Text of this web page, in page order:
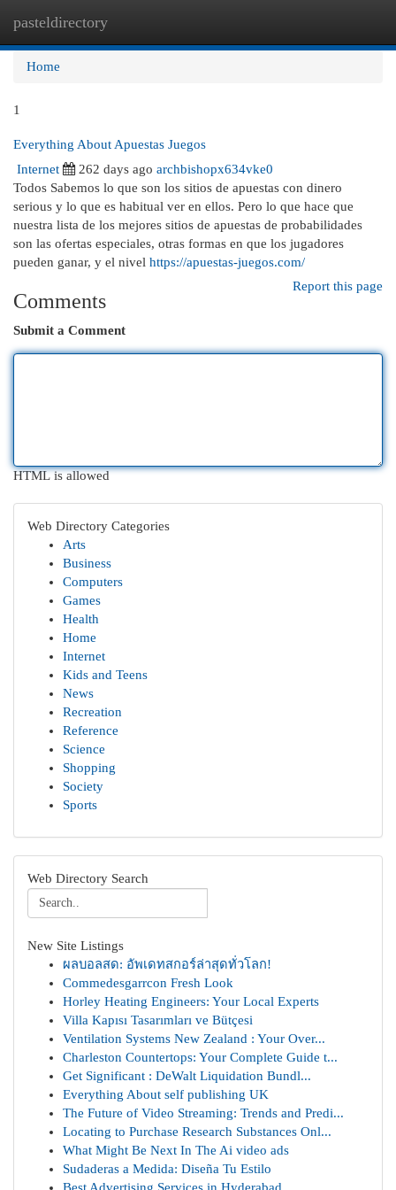
pasteldirectory
Home
1
Everything About Apuestas Juegos
Internet
262 days ago archbishopx634vke0
Todos Sabemos lo que son los sitios de apuestas con dinero
serious y lo que es habitual ver en ellos. Pero lo que hace que
nuestra lista de los mejores sitios de apuestas de probabilidades
son las ofertas especiales, otras formas en que los jugadores
pueden ganar, y el nivel https://apuestas-juegos.com/
Report this page
Comments
Submit a Comment
HTML is allowed
Web Directory Categories
Arts
Business
Computers
Games
Health
Home
Internet
Kids and Teens
News
Recreation
Reference
Science
Shopping
Society
Sports
Web Directory Search
New Site Listings
ผลบอลสด: อัพเดทสกอร์ล่าสุดทั่วโลก!
Commedesgarrcon Fresh Look
Horley Heating Engineers: Your Local Experts
Villa Kapısı Tasarımları ve Bütçesi
Ventilation Systems New Zealand : Your Over...
Charleston Countertops: Your Complete Guide t...
Get Significant : DeWalt Liquidation Bundl...
Everything About self publishing UK
The Future of Video Streaming: Trends and Predi...
Locating to Purchase Research Substances Onl...
What Might Be Next In The Ai video ads
Sudaderas a Medida: Diseña Tu Estilo